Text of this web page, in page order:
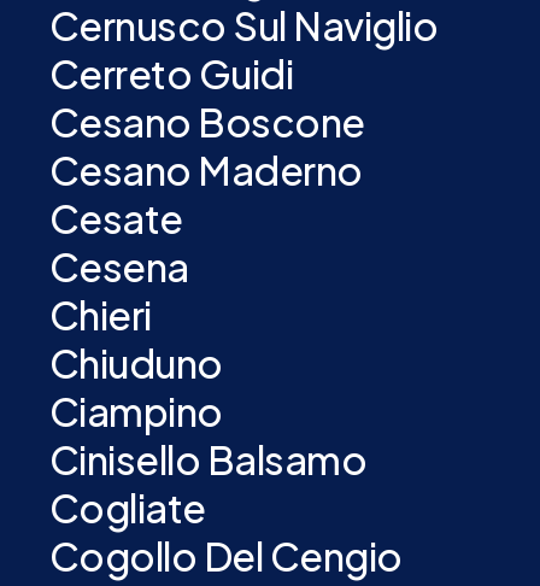
Cernusco Sul Naviglio
Cerreto Guidi
Cesano Boscone
Cesano Maderno
Cesate
Cesena
Chieri
Chiuduno
Ciampino
Cinisello Balsamo
Cogliate
Cogollo Del Cengio